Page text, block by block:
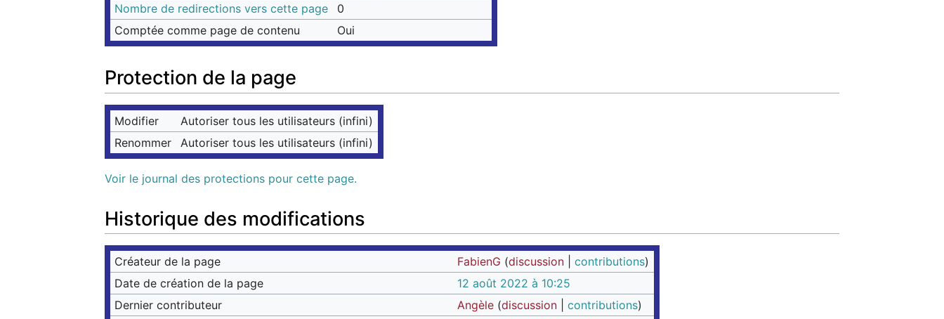
Nombre de redirections vers cette page
0
Comptée comme page de contenu
Oui
Protection de la page
Modifier
Autoriser tous les utilisateurs (infini)
Renommer
Autoriser tous les utilisateurs (infini)
Voir le journal des protections pour cette page.
Historique des modifications
Créateur de la page FabienG (discussion |contributions)
Date de création de la page
12 août 2022 à 10:25
Dernier contributeur
Angèle (discussion |contributions)